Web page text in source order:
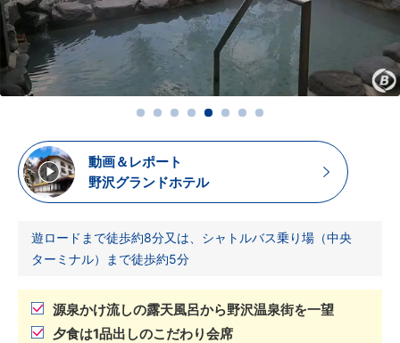
動画＆レポート
野沢グランドホテル
遊ロードまで徒歩約8分又は、シャトルバス乗り場（中央
ターミナル）まで徒歩約5分
源泉かけ流しの露天風呂から野沢温泉街を一望
夕食は1品出しのこだわり会席